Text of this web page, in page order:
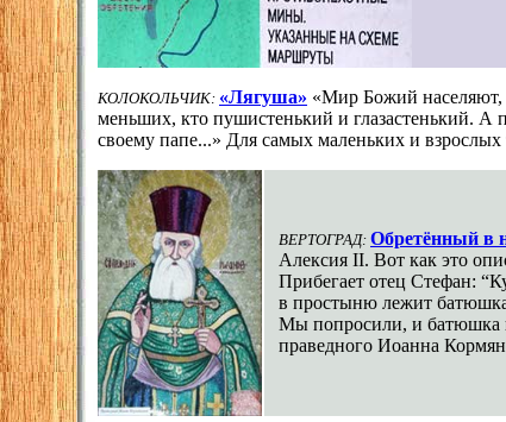
КОЛОКОЛЬЧИК: «Лягуша» «Мир Божий населяют,
меньших, кто пушистенький и глазастенький. А
своему папе...» Для самых маленьких и взрослых
ВЕРТОГРАД: Обретённый в
Алексия ІІ. Вот как это
Прибегает отец Стефан:
в простыню лежит
Мы попросили, и батюшка
праведного Иоанна